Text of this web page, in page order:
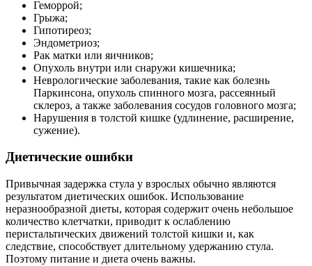
Геморрой;
Грыжа;
Гипотиреоз;
Эндометриоз;
Рак матки или яичников;
Опухоль внутри или снаружи кишечника;
Неврологические заболевания, такие как болезнь
Паркинсона, опухоль спинного мозга, рассеянный
склероз, а также заболевания сосудов головного мозга;
Нарушения в толстой кишке (удлинение, расширение,
сужение).
Диетические ошибки
Привычная задержка стула у взрослых обычно являются
результатом диетических ошибок. Использование
неразнообразной диеты, которая содержит очень небольшое
количество клетчатки, приводит к ослаблению
перистальтических движений толстой кишки и, как
следствие, способствует длительному удержанию стула.
Поэтому питание и диета очень важны.